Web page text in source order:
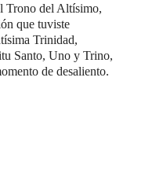
Trono del Altísimo,
que tuviste
Trinidad,
Santo, Uno y Trino,
de desaliento.